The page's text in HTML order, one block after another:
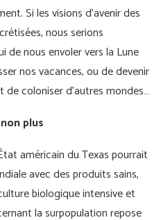
Si les visions d’avenir des
nous serions
de nous envoler vers la Lune
nos vacances, ou de devenir
de coloniser d’autres mondes…
plus
américain du Texas pourrait
avec des produits sains,
biologique intensive et
la surpopulation repose